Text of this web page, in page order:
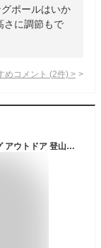
ポールはいか
さに調節もで
めコメント (2件) >
登山 スパッツ 登山スパッツ ゲイター トレッキング アウトドア 登山用品 シューズカバー 防寒 防水 撥水 雨 泥 防止 山登り 山歩き ハイキング ロングスパッツ 雨具 レインウェア 防水ポーチ 自転車 バイク 送料無料 yp rm